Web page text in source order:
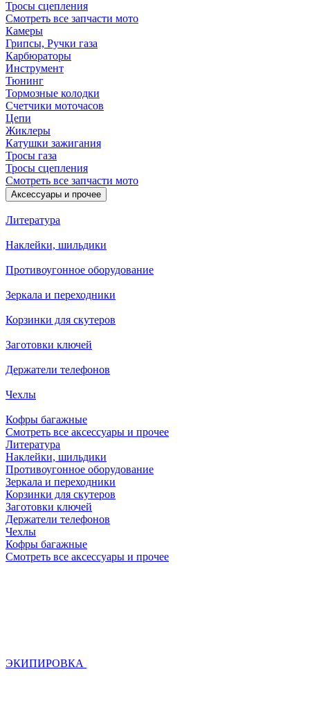
Тросы сцепления
Смотреть все запчасти мото
Камеры
Грипсы, Ручки газа
Карбюраторы
Инструмент
Тюнинг
Тормозные колодки
Счетчики моточасов
Цепи
Жиклеры
Катушки зажигания
Тросы газа
Тросы сцепления
Смотреть все запчасти мото
Аксессуары и прочее
Литература
Наклейки, шильдики
Противоугонное оборудование
Зеркала и переходники
Корзинки для скутеров
Заготовки ключей
Держатели телефонов
Чехлы
Кофры багажные
Смотреть все аксессуары и прочее
Литература
Наклейки, шильдики
Противоугонное оборудование
Зеркала и переходники
Корзинки для скутеров
Заготовки ключей
Держатели телефонов
Чехлы
Кофры багажные
Смотреть все аксессуары и прочее
ЭКИПИРОВКА